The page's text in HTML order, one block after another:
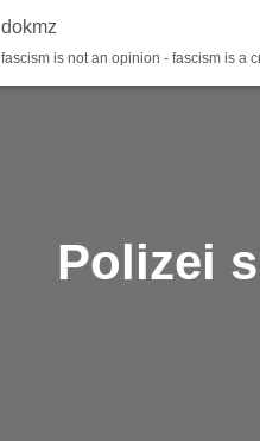
dokmz
fascism is not an opinion - fascism is a
Polizei